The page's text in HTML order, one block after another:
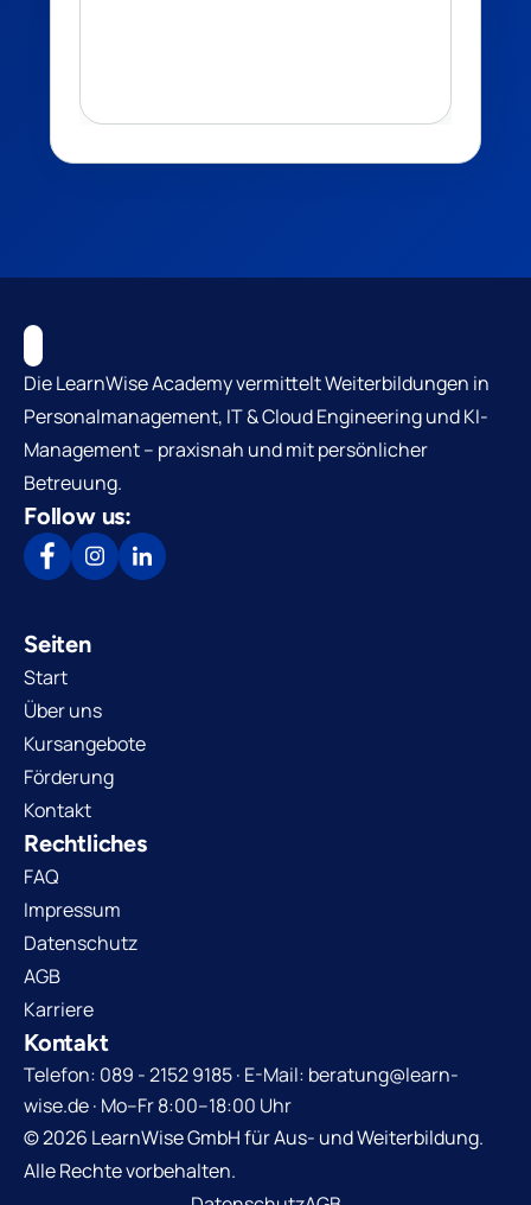
Die LearnWise Academy vermittelt Weiterbildungen in
Personalmanagement, IT & Cloud Engineering und KI-
Management – praxisnah und mit persönlicher
Betreuung.
Follow us:
Seiten
Start
Über uns
Kursangebote
Förderung
Kontakt
Rechtliches
FAQ
Impressum
Datenschutz
AGB
Karriere
Kontakt
Telefon: 089 - 2152 9185 · E-Mail: beratung@learn-
wise.de · Mo–Fr 8:00–18:00 Uhr
© 2026 LearnWise GmbH für Aus- und Weiterbildung.
Alle Rechte vorbehalten.